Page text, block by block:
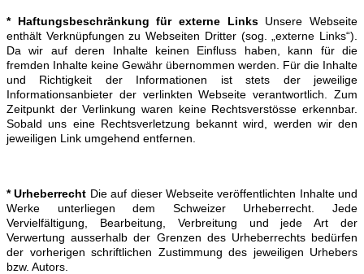
* Haftungsbeschränkung für externe LinksUnsere Webseite
enthält Verknüpfungen zu Webseiten Dritter (sog. „externe Links“).
Da wir auf deren Inhalte keinen Einfluss haben, kann für die
fremden Inhalte keine Gewähr übernommen werden. Für die Inhalte
und Richtigkeit der Informationen ist stets der jeweilige
Informationsanbieter der verlinkten Webseite verantwortlich. Zum
Zeitpunkt der Verlinkung waren keine Rechtsverstösse erkennbar.
Sobald uns eine Rechtsverletzung bekannt wird, werden wir den
jeweiligen Link umgehend entfernen.
* Urheberrecht Die auf dieser Webseite veröffentlichten Inhalte und
Werke unterliegen dem Schweizer Urheberrecht. Jede
Vervielfältigung, Bearbeitung, Verbreitung und jede Art der
Verwertung ausserhalb der Grenzen des Urheberrechts bedürfen
der vorherigen schriftlichen Zustimmung des jeweiligen Urhebers
bzw. Autors.